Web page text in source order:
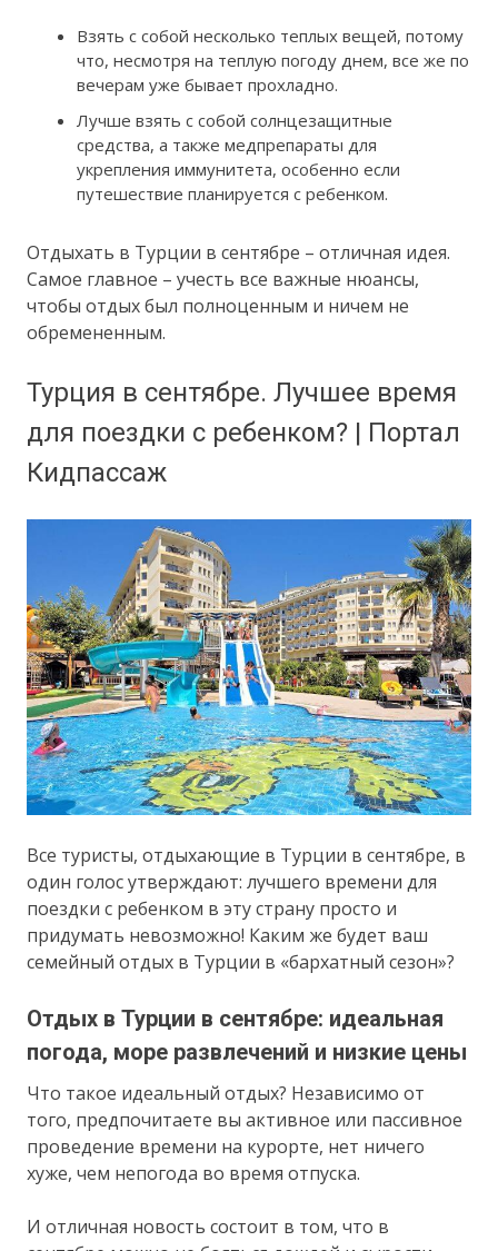
Взять с собой несколько теплых вещей, потому
что, несмотря на теплую погоду днем, все же по
вечерам уже бывает прохладно.
Лучше взять с собой солнцезащитные
средства, а также медпрепараты для
укрепления иммунитета, особенно если
путешествие планируется с ребенком.
Отдыхать в Турции в сентябре – отличная идея.
Самое главное – учесть все важные нюансы,
чтобы отдых был полноценным и ничем не
обремененным.
Турция в сентябре. Лучшее время
для поездки с ребенком? | Портал
Кидпассаж
Все туристы, отдыхающие в Турции в сентябре, в
один голос утверждают: лучшего времени для
поездки с ребенком в эту страну просто и
придумать невозможно! Каким же будет ваш
семейный отдых в Турции в «бархатный сезон»?
Отдых в Турции в сентябре: идеальная
погода, море развлечений и низкие цены
Что такое идеальный отдых? Независимо от
того, предпочитаете вы активное или пассивное
проведение времени на курорте, нет ничего
хуже, чем непогода во время отпуска.
И отличная новость состоит в том, что в